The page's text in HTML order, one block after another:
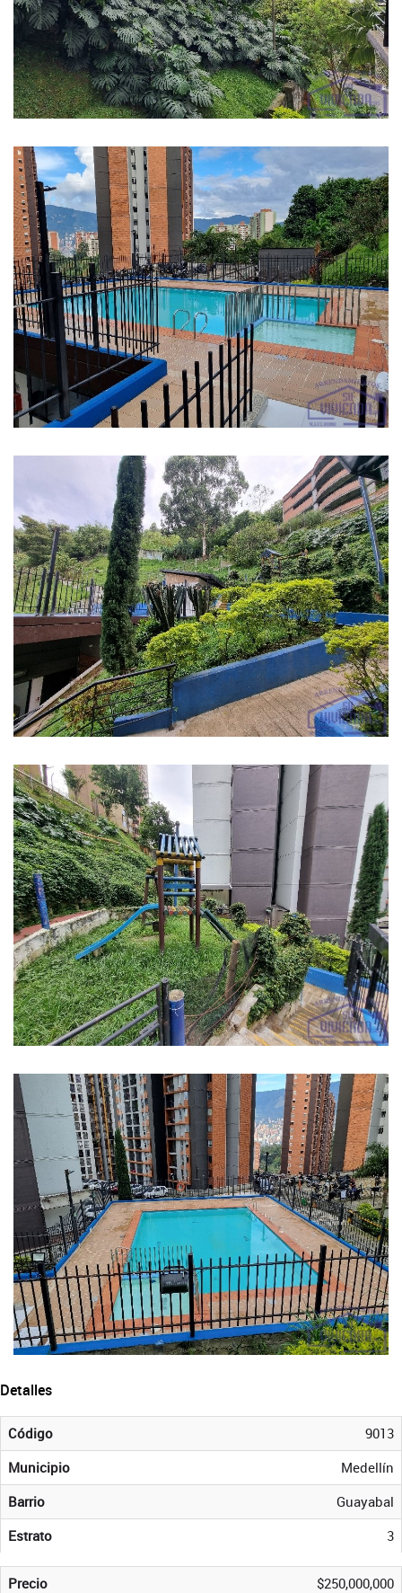
Detalles
Código
9013
Municipio
Medellín
Barrio
Guayabal
Estrato
3
Precio
$250,000,000